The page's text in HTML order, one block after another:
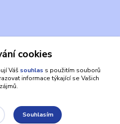
cookies.
prodávající je společnost
oficiálním zástupcem, ani výhradním
známky společnosti SONY a jsou zde
cookies
Váš souhlas s použitím souborů
informace týkající se Vašich
zájmů.
Souhlasím